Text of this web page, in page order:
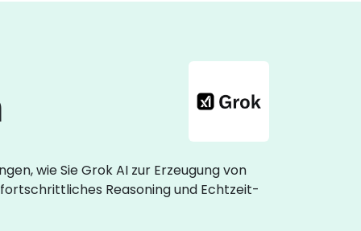
wie Sie Grok AI zur Erzeugung von
Reasoning und Echtzeit-